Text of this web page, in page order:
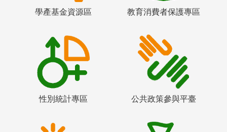
學產基金資源區 教育消費者保護專區
性別統計專區 公共政策參與平臺